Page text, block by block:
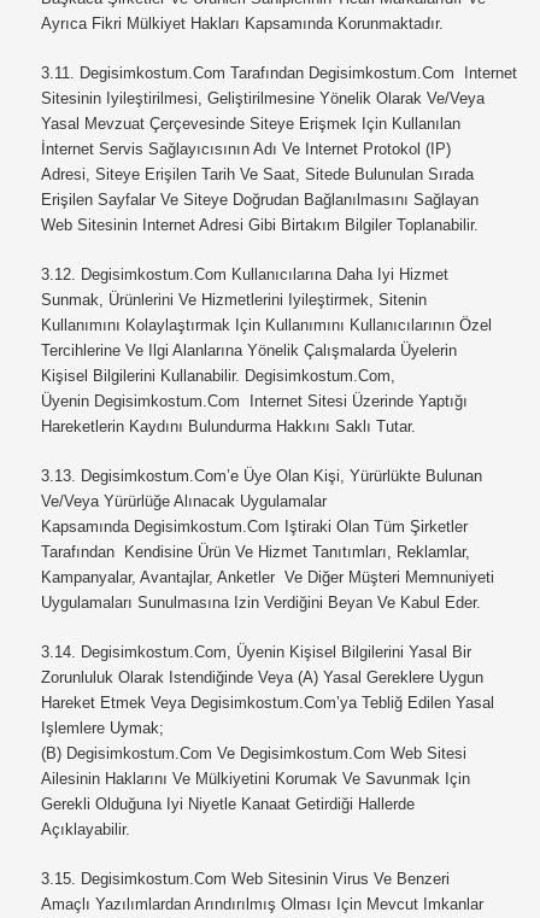
Ayrıca Fikri Mülkiyet Hakları Kapsamında Korunmaktadır.
3.11. Degisimkostum.com Tarafından Degisimkostum.com Internet
Sitesinin Iyileştirilmesi, Geliştirilmesine Yönelik Olarak Ve/veya
Yasal Mevzuat Çerçevesinde Siteye Erişmek Için Kullanılan
İnternet Servis Sağlayıcısının Adı Ve Internet Protokol (IP)
Adresi, Siteye Erişilen Tarih Ve Saat, Sitede Bulunulan Sırada
Erişilen Sayfalar Ve Siteye Doğrudan Bağlanılmasını Sağlayan
Web Sitesinin Internet Adresi Gibi Birtakım Bilgiler Toplanabilir.
3.12. Degisimkostum.com Kullanıcılarına Daha Iyi Hizmet
Sunmak, Ürünlerini Ve Hizmetlerini Iyileştirmek, Sitenin
Kullanımını Kolaylaştırmak Için Kullanımını Kullanıcılarının Özel
Tercihlerine Ve Ilgi Alanlarına Yönelik Çalışmalarda Üyelerin
Kişisel Bilgilerini Kullanabilir. Degisimkostum.com,
Üyenin Degisimkostum.com Internet Sitesi Üzerinde Yaptığı
Hareketlerin Kaydını Bulundurma Hakkını Saklı Tutar.
3.13.
Degisimkostum.com’e Üye Olan Kişi, Yürürlükte Bulunan
Ve/veya Yürürlüğe Alınacak Uygulamalar
Kapsamında Degisimkostum.com Iştiraki Olan Tüm Şirketler
Tarafından Kendisine Ürün Ve Hizmet Tanıtımları, Reklamlar,
Kampanyalar, Avantajlar, Anketler Ve Diğer Müşteri Memnuniyeti
Uygulamaları Sunulmasına Izin Verdiğini Beyan Ve Kabul Eder.
3.14.
Degisimkostum.com, Üyenin Kişisel Bilgilerini Yasal Bir
Zorunluluk Olarak Istendiğinde Veya (a) Yasal Gereklere Uygun
Hareket Etmek Veya Degisimkostum.com’ya Tebliğ Edilen Yasal
Işlemlere Uymak;
(b) Degisimkostum.com Ve Degisimkostum.com Web Sitesi
Ailesinin Haklarını Ve Mülkiyetini Korumak Ve Savunmak Için
Gerekli Olduğuna Iyi Niyetle Kanaat Getirdiği Hallerde
Açıklayabilir.
3.15. Degisimkostum.com Web Sitesinin Virus Ve Benzeri
Amaçlı Yazılımlardan Arındırılmış Olması Için Mevcut Imkanlar